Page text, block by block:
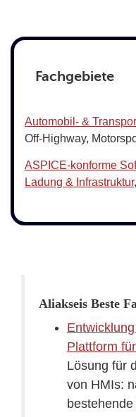
Fachgebiete
Automobil- &
Off-Highway,
ASPICE-konforme
Ladung & Infrastruktur,
Aliakseis Beste
Plattform
Lösung für
von HMIs: